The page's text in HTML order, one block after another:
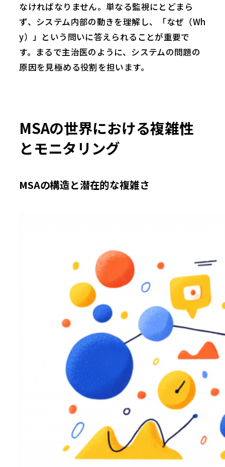
なければなりません。単なる監視にとどまら
ず、システム内部の動きを理解し、「なぜ（Wh
y）」という問いに答えられることが重要で
す。まるで主治医のように、システムの問題の
原因を見極める役割を担います。
MSAの世界における複雑性
とモニタリング
MSAの構造と潜在的な複雑さ